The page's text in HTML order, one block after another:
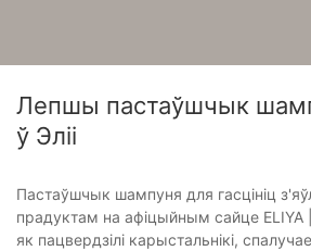
Лепшы пастаўшчык
ў Эліі
Пастаўшчык шампуня для гасцініц
прадуктам на афіцыйным сайце ELIYA
як пацвердзілі карыстальнікі,